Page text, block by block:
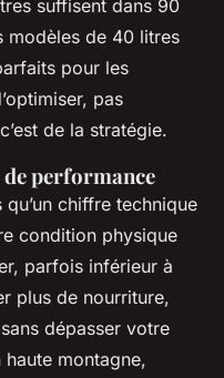
suffisent dans 90
modèles de 40 litres
pour les
pas
de la stratégie.
performance
chiffre technique
condition physique
parfois inférieur à
plus de nourriture,
dépasser votre
montagne,